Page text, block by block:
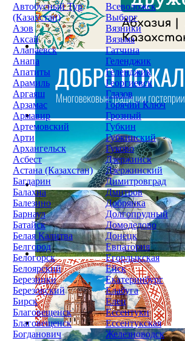
Автобусный Тур
(Казахстан)
Азов
Аксай
Алапаевск
Анапа
Апатиты
Арамиль
Аргаяш
Арзамас
Армавир
Артемовский
Арти
Архангельск
Асбест
Астана (Казахстан)
Багдарин
Балахна
Балезино
Барнаул
Батайск
Белая Калитва
Белгород
Белогорск
Белоярский
Березники
Березовский
Бирск
Благовещенск
Благовещенск
Богданович
Всеволожск
Выборг
Вязники
Вязьма
Гатчина
Геленджик
Геленджик
Георгиевск
Глазов
Горячий Ключ
Грозный
Губкин
Губкинский
Гуково
Дзержинск
Дзержинский
Димитровград
Дмитров
Добрянка
Долгопрудный
Домодедово
Донецк
Евпатория
Егорлыкская
Ейск
Екатеринбург
Елабуга
Елец
Ессентуки
Ессентукская
Железноводск